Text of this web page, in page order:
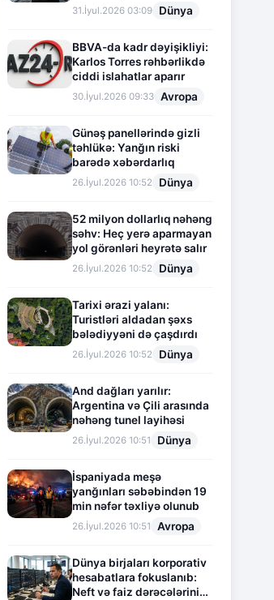
31.İyul.2026 03:09 Dünya
BBVA-da kadr dəyişikliyi:
Karlos Torres rəhbərlikdə
ciddi islahatlar aparır
30.İyul.2026 09:33 Avropa
Günəş panellərində gizli
təhlükə: Yanğın riski
barədə xəbərdarlıq
26.İyul.2026 10:52 Dünya
52 milyon dollarlıq nəhəng
səhv: Heç yerə aparmayan
yol görənləri heyrətə salır
26.İyul.2026 10:52 Dünya
Tarixi ərazi yalanı:
Turistləri aldadan şəxs
bələdiyyəni də çaşdırdı
26.İyul.2026 10:52 Dünya
And dağları yarılır:
Argentina və Çili arasında
nəhəng tunel layihəsi
26.İyul.2026 10:51 Dünya
İspaniyada meşə
yanğınları səbəbindən 19
min nəfər təxliyə olunub
26.İyul.2026 10:51 Avropa
Dünya birjaları korporativ
hesabatlara fokuslanıb:
Neft və faiz dərəcələrinin